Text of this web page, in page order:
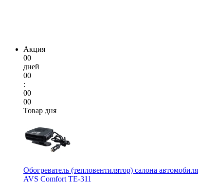
Акция
00
дней
00
:
00
00
Товар дня
Обогреватель (тепловентилятор) салона автомобиля
AVS Comfort TE-311